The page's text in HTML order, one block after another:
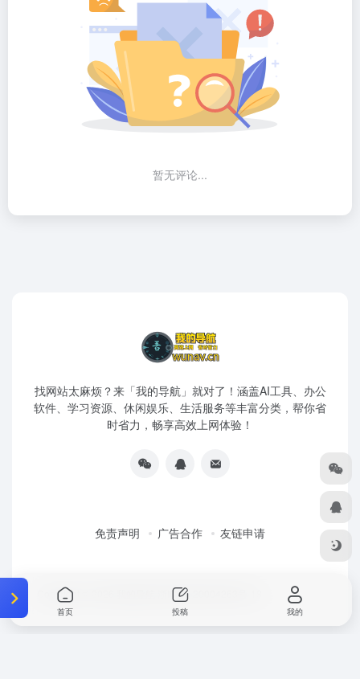
暂无评论...
找网站太麻烦？来「我的导航」就对了！涵盖AI工具、办公
软件、学习资源、休闲娱乐、生活服务等丰富分类，帮你省
时省力，畅享高效上网体验！
免责声明 广告合作 友链申请
Copyright © 2026 浙ICP备20004263号-18
首页 投稿 我的